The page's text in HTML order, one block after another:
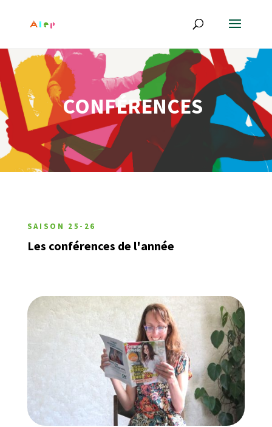
CONFÉRENCES
SAISON 25-26
Les conférences de l'année